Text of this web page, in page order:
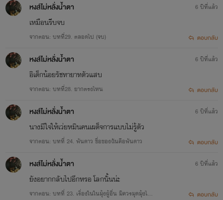
หงส์ไม่หลั่งน้ำตา
เหมือนรีบจบ
จากตอน: บทที่29. ตลอดไป (จบ)
6 ปีที่แล้ว
ตอบกลับ
หงส์ไม่หลั่งน้ำตา
อิเด็กน้อยรัชทายาทตัวแสบ
จากตอน: บทที่28. ยากตรงไหน
6 ปีที่แล้ว
ตอบกลับ
หงส์ไม่หลั่งน้ำตา
นางมีใจให้เว่ยหมินคนเผด็จการแบบไม่รู้ตัว
จากตอน: บทที่ 24. พันดาว ชื่อของฉันคือพันดาว
6 ปีที่แล้ว
ตอบกลับ
หงส์ไม่หลั่งน้ำตา
ยังอยากกลับไปอีกหรอ โลกนั้นน่ะ
จากตอน: บทที่ 23. เรื่องในในมุ้งผู้อื่น มิควรมุดมุ้งไป
6 ปีที่แล้ว
ตอบกลับ